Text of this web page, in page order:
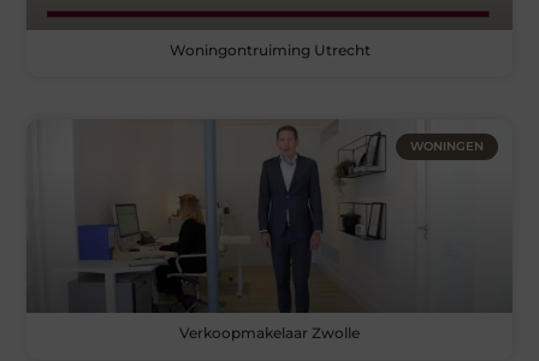
Woningontruiming Utrecht
WONINGEN
Verkoopmakelaar Zwolle